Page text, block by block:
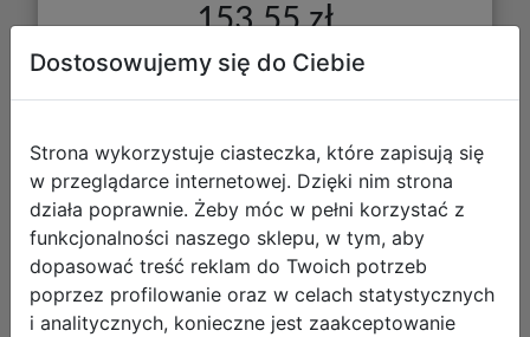
153,55 zł
DO KOSZYKA
Galeria zdjęć
Jedyny Pierścień: W ruinach
Dostosowujemy się do Ciebie
Strona wykorzystuje ciasteczka, które zapisują się
w przeglądarce internetowej. Dzięki nim strona
działa poprawnie. Żeby móc w pełni korzystać z
funkcjonalności naszego sklepu, w tym, aby
dopasować treść reklam do Twoich potrzeb
poprzez profilowanie oraz w celach statystycznych
i analitycznych, konieczne jest zaakceptowanie